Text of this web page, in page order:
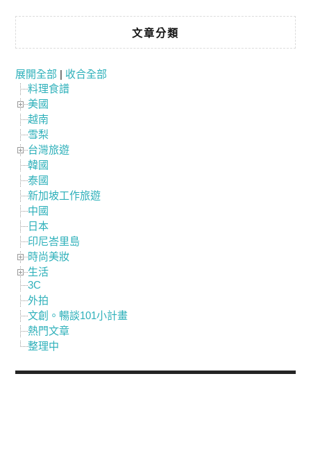
文章分類
展開全部 | 收合全部
料理食譜
美國
越南
雪梨
台灣旅遊
韓國
泰國
新加坡工作旅遊
中國
日本
印尼峇里島
時尚美妝
生活
3C
外拍
文創。暢談101小計畫
熱門文章
整理中